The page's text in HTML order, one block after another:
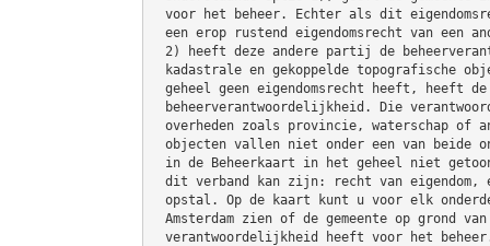
voor het beheer. Echter als dit
een erop rustend eigendomsrecht van een
2) heeft deze andere partij de
kadastrale en gekoppelde topografische
geheel geen eigendomsrecht heeft, heeft de
beheerverantwoordelijkheid. Die
overheden zoals provincie, waterschap of
objecten vallen niet onder een van beide
in de Beheerkaart in het geheel niet
dit verband kan zijn: recht van
opstal. Op de kaart kunt u voor elk
Amsterdam zien of de gemeente op grond
verantwoordelijkheid heeft voor het